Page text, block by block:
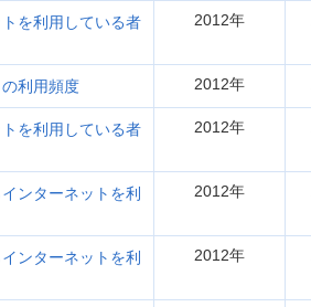
を利用している者
2012年
利用頻度 2012年
を利用している者
2012年
ターネットを利
2012年
ターネットを利
2012年